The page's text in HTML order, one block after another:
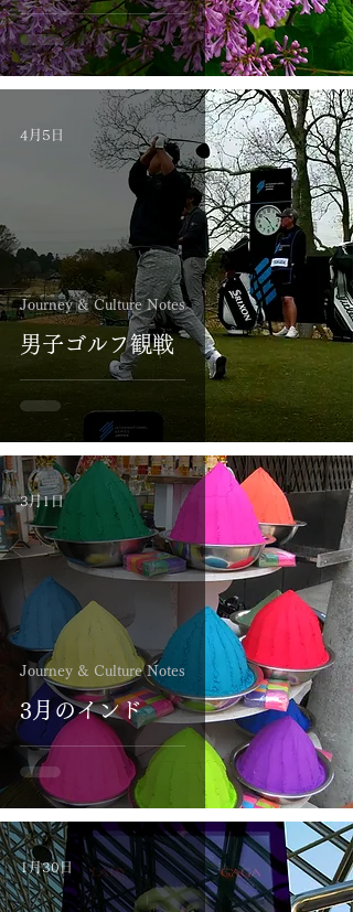
男子ゴルフ観戦
Journey & Culture Notes
4月5日
3月のインド
Journey & Culture Notes
3月1日
1月30日